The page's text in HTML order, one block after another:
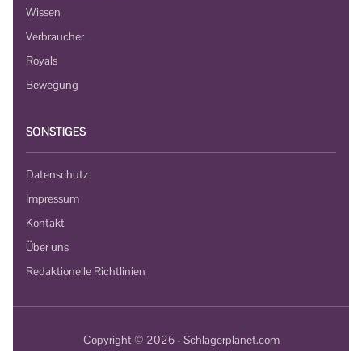
Wissen
Verbraucher
Royals
Bewegung
SONSTIGES
Datenschutz
Impressum
Kontakt
Über uns
Redaktionelle Richtlinien
Copyright © 2026 - Schlagerplanet.com